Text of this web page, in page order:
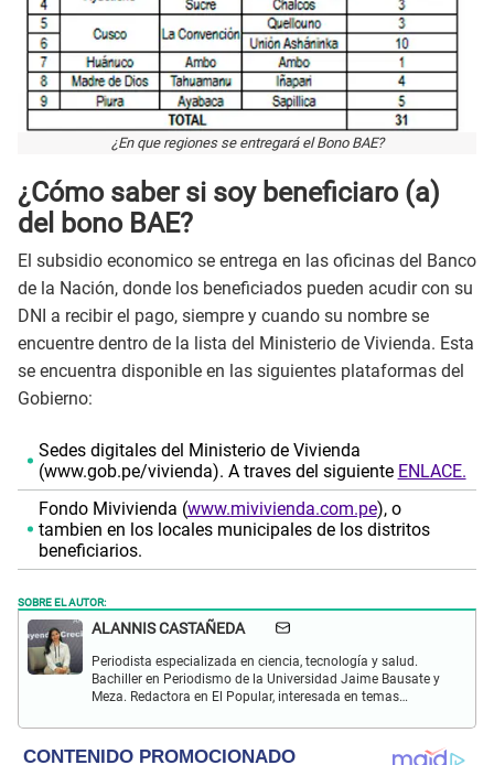
¿En que regiones se entregará el Bono BAE?
¿Cómo saber si soy beneficiaro (a)
del bono BAE?
El subsidio economico se entrega en las oficinas del Banco
de la Nación, donde los beneficiados pueden acudir con su
DNI a recibir el pago, siempre y cuando su nombre se
encuentre dentro de la lista del Ministerio de Vivienda. Esta
se encuentra disponible en las siguientes plataformas del
Gobierno:
Sedes digitales del Ministerio de Vivienda
(www.gob.pe/vivienda). A traves del siguiente ENLACE.
Fondo Mivivienda (www.mivivienda.com.pe), o
tambien en los locales municipales de los distritos
beneficiarios.
SOBRE EL AUTOR:
ALANNIS CASTAÑEDA
Periodista especializada en ciencia, tecnología y salud.
Bachiller en Periodismo de la Universidad Jaime Bausate y
Meza. Redactora en El Popular, interesada en temas
astronómicos, hallazgos y más.